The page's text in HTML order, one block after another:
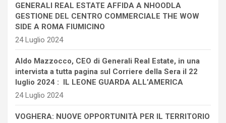
GENERALI REAL ESTATE AFFIDA A NHOODLA
GESTIONE DEL CENTRO COMMERCIALE THE WOW
SIDE A ROMA FIUMICINO
24 Luglio 2024
Aldo Mazzocco, CEO di Generali Real Estate, in una
intervista a tutta pagina sul Corriere della Sera il 22
luglio 2024 : IL LEONE GUARDA ALL’AMERICA
24 Luglio 2024
VOGHERA: NUOVE OPPORTUNITÀ PER IL TERRITORIO